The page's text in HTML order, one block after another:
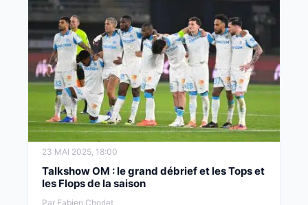
23 MAI 2025, 18:00
Talkshow OM : le grand débrief et les Tops et
les Flops de la saison
Par Fabien Chorlet